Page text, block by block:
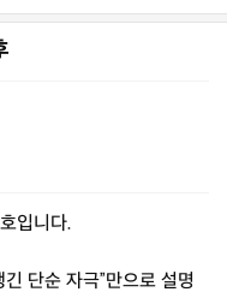
입니다.
단순 자극”만으로 설명